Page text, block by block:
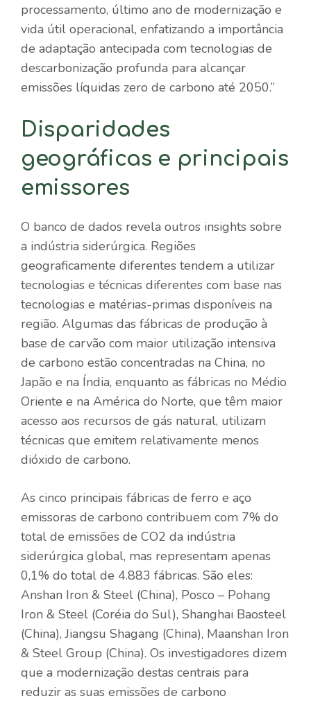
processamento, último ano de modernização e
vida útil operacional, enfatizando a importância
de adaptação antecipada com tecnologias de
descarbonização profunda para alcançar
emissões líquidas zero de carbono até 2050.”
Disparidades
geográficas e principais
emissores
O banco de dados revela outros insights sobre
a indústria siderúrgica. Regiões
geograficamente diferentes tendem a utilizar
tecnologias e técnicas diferentes com base nas
tecnologias e matérias-primas disponíveis na
região. Algumas das fábricas de produção à
base de carvão com maior utilização intensiva
de carbono estão concentradas na China, no
Japão e na Índia, enquanto as fábricas no Médio
Oriente e na América do Norte, que têm maior
acesso aos recursos de gás natural, utilizam
técnicas que emitem relativamente menos
dióxido de carbono.
As cinco principais fábricas de ferro e aço
emissoras de carbono contribuem com 7% do
total de emissões de CO2 da indústria
siderúrgica global, mas representam apenas
0,1% do total de 4.883 fábricas. São eles:
Anshan Iron & Steel (China), Posco – Pohang
Iron & Steel (Coréia do Sul), Shanghai Baosteel
(China), Jiangsu Shagang (China), Maanshan Iron
& Steel Group (China). Os investigadores dizem
que a modernização destas centrais para
reduzir as suas emissões de carbono